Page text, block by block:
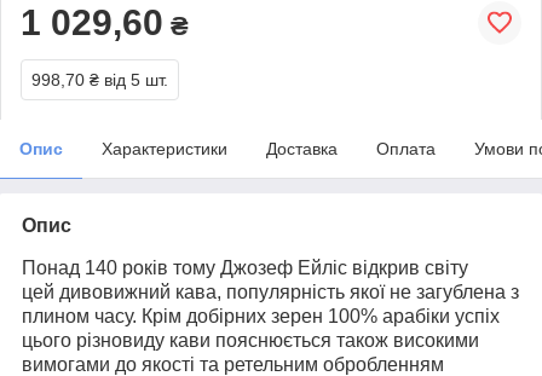
1 029,60 ₴
998,70 ₴ від 5 шт.
Опис Характеристики Доставка Оплата Умови
Опис
Понад 140 років тому Джозеф Ейліс відкрив світу
цей дивовижний кава, популярність якої не загублена з
плином часу. Крім добірних зерен 100% арабіки успіх
цього різновиду кави пояснюється також високими
вимогами до якості та ретельним обробленням